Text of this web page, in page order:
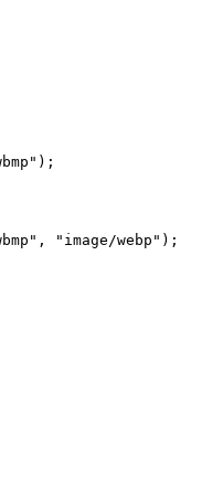
"image/webp");